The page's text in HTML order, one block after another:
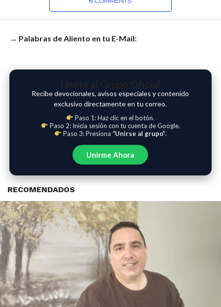
→ Palabras de Aliento en tu E-Mail:
Recibe devocionales, avisos especiales y contenido
exclusivo directamente en tu correo.
Paso 1: Haz clic en el botón.
Paso 2: Inicia sesión con tu cuenta de Google.
Paso 3: Presiona “Unirse al grupo”.
Unirme Ahora
RECOMENDADOS